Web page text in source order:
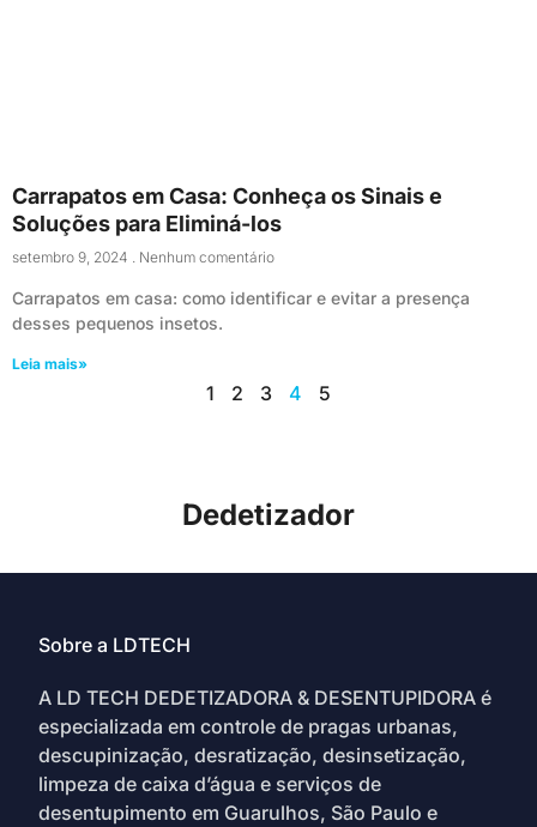
Carrapatos em Casa: Conheça os Sinais e
Soluções para Eliminá-los
setembro 9, 2024 Nenhum comentário
Carrapatos em casa: como identificar e evitar a presença
desses pequenos insetos.
Leia mais»
1 2 3 4 5
Dedetizador
Sobre a LDTECH
A LD TECH DEDETIZADORA & DESENTUPIDORA é
especializada em controle de pragas urbanas,
descupinização, desratização, desinsetização,
limpeza de caixa d’água e serviços de
desentupimento em Guarulhos, São Paulo e